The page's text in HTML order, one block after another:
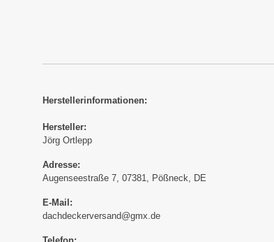
Herstellerinformationen:
Hersteller:
Jörg Ortlepp
Adresse:
Augenseestraße 7, 07381, Pößneck, DE
E-Mail:
dachdeckerversand@gmx.de